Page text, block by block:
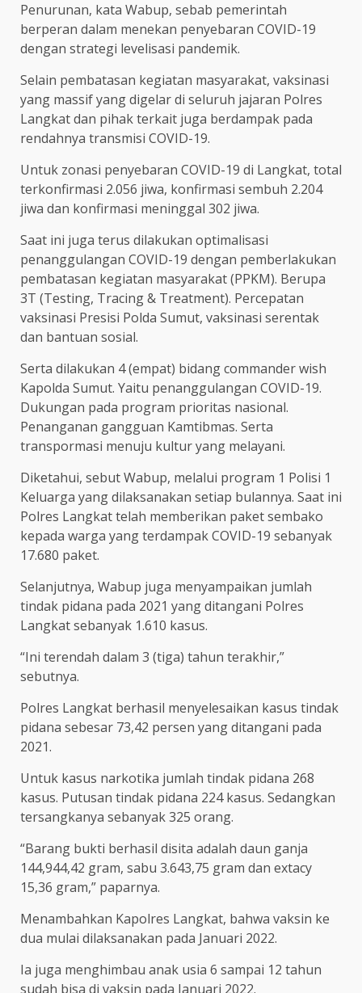
Penurunan, kata Wabup, sebab pemerintah
berperan dalam menekan penyebaran COVID-19
dengan strategi levelisasi pandemik.
Selain pembatasan kegiatan masyarakat, vaksinasi
yang massif yang digelar di seluruh jajaran Polres
Langkat dan pihak terkait juga berdampak pada
rendahnya transmisi COVID-19.
Untuk zonasi penyebaran COVID-19 di Langkat, total
terkonfirmasi 2.056 jiwa, konfirmasi sembuh 2.204
jiwa dan konfirmasi meninggal 302 jiwa.
Saat ini juga terus dilakukan optimalisasi
penanggulangan COVID-19 dengan pemberlakukan
pembatasan kegiatan masyarakat (PPKM). Berupa
3T (Testing, Tracing & Treatment). Percepatan
vaksinasi Presisi Polda Sumut, vaksinasi serentak
dan bantuan sosial.
Serta dilakukan 4 (empat) bidang commander wish
Kapolda Sumut. Yaitu penanggulangan COVID-19.
Dukungan pada program prioritas nasional.
Penanganan gangguan Kamtibmas. Serta
transpormasi menuju kultur yang melayani.
Diketahui, sebut Wabup, melalui program 1 Polisi 1
Keluarga yang dilaksanakan setiap bulannya. Saat ini
Polres Langkat telah memberikan paket sembako
kepada warga yang terdampak COVID-19 sebanyak
17.680 paket.
Selanjutnya, Wabup juga menyampaikan jumlah
tindak pidana pada 2021 yang ditangani Polres
Langkat sebanyak 1.610 kasus.
“Ini terendah dalam 3 (tiga) tahun terakhir,”
sebutnya.
Polres Langkat berhasil menyelesaikan kasus tindak
pidana sebesar 73,42 persen yang ditangani pada
2021.
Untuk kasus narkotika jumlah tindak pidana 268
kasus. Putusan tindak pidana 224 kasus. Sedangkan
tersangkanya sebanyak 325 orang.
“Barang bukti berhasil disita adalah daun ganja
144,944,42 gram, sabu 3.643,75 gram dan extacy
15,36 gram,” paparnya.
Menambahkan Kapolres Langkat, bahwa vaksin ke
dua mulai dilaksanakan pada Januari 2022.
Ia juga menghimbau anak usia 6 sampai 12 tahun
sudah bisa di vaksin pada Januari 2022.